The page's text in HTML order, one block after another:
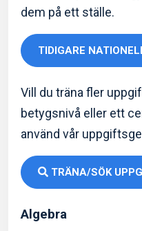
dem på ett ställe.
TIDIGARE
Vill du träna fler
betygsnivå eller ett
använd vår
TRÄNA/SÖK
Algebra